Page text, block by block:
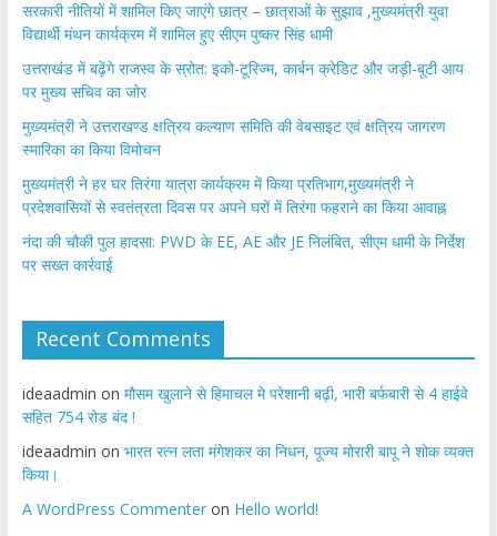
सरकारी नीतियों में शामिल किए जाएंगे छात्र – छात्राओं के सुझाव ,मुख्यमंत्री युवा
विद्यार्थी मंथन कार्यक्रम में शामिल हुए सीएम पुष्कर सिंह धामी
उत्तराखंड में बढ़ेंगे राजस्व के स्रोत: इको-टूरिज्म, कार्बन क्रेडिट और जड़ी-बूटी आय
पर मुख्य सचिव का जोर
मुख्यमंत्री ने उत्तराखण्ड क्षत्रिय कल्याण समिति की वेबसाइट एवं क्षत्रिय जागरण
स्मारिका का किया विमोचन
मुख्यमंत्री ने हर घर तिरंगा यात्रा कार्यक्रम में किया प्रतिभाग,मुख्यमंत्री ने
प्रदेशवासियों से स्वतंत्रता दिवस पर अपने घरों में तिरंगा फहराने का किया आवाह्न
नंदा की चौकी पुल हादसा: PWD के EE, AE और JE निलंबित, सीएम धामी के निर्देश
पर सख्त कार्रवाई
Recent Comments
ideaadmin on मौसम खुलाने से हिमाचल मे परेशानी बढ़ी, भारी बर्फबारी से 4 हाईवे
सहित 754 रोड बंद !
ideaadmin on भारत रत्न लता मंगेशकर का निधन, पूज्य मोरारी बापू ने शोक व्यक्त
किया।
A WordPress Commenteron Hello world!